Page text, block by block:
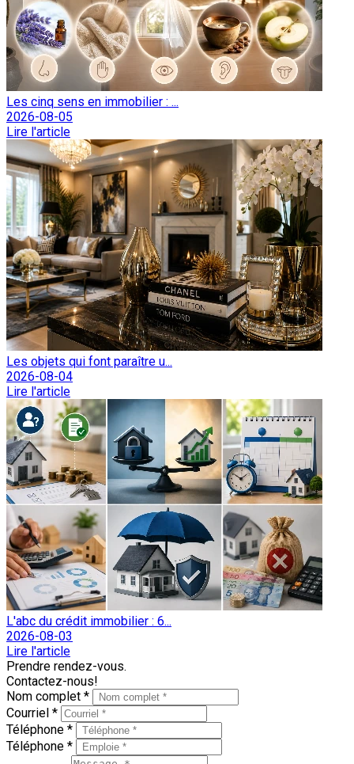
Les cinq sens en immobilier : ...
2026-08-05
Lire l'article
Les objets qui font paraître u...
2026-08-04
Lire l'article
L'abc du crédit immobilier : 6...
2026-08-03
Lire l'article
Prendre rendez-vous.
Contactez-nous!
Nom complet *
Courriel *
Téléphone *
Téléphone *